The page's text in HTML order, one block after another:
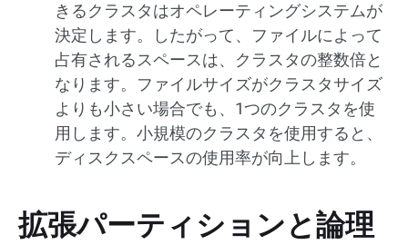
きるクラスタはオペレーティングシステムが
決定します。したがって、ファイルによって
占有されるスペースは、クラスタの整数倍と
なります。ファイルサイズがクラスタサイズ
よりも小さい場合でも、1つのクラスタを使
用します。小規模のクラスタを使用すると、
ディスクスペースの使用率が向上します。
拡張パーティションと論理